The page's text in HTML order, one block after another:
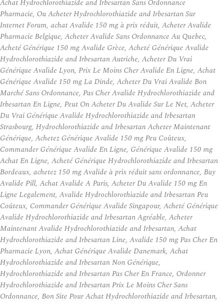
Achat Hydrochlorothiazide and Irbesartan Sans Ordonnance
Pharmacie, Ou Acheter Hydrochlorothiazide and Irbesartan Sur
Internet Forum, achat Avalide 150 mg à prix réduit, Acheter Avalide
Pharmacie Belgique, Acheter Avalide Sans Ordonnance Au Quebec,
Acheté Générique 150 mg Avalide Grèce, Acheté Générique Avalide
Hydrochlorothiazide and Irbesartan Autriche, Acheter Du Vrai
Générique Avalide Lyon, Prix Le Moins Cher Avalide En Ligne, Achat
Générique Avalide 150 mg La Dinde, Acheter Du Vrai Avalide Bon
Marché Sans Ordonnance, Pas Cher Avalide Hydrochlorothiazide and
Irbesartan En Ligne, Peut On Acheter Du Avalide Sur Le Net, Acheter
Du Vrai Générique Avalide Hydrochlorothiazide and Irbesartan
Strasbourg, Hydrochlorothiazide and Irbesartan Acheter Maintenant
Générique, Achetez Générique Avalide 150 mg Peu Coûteux,
Commander Générique Avalide En Ligne, Générique Avalide 150 mg
Achat En Ligne, Acheté Générique Hydrochlorothiazide and Irbesartan
Bordeaux, achetez 150 mg Avalide à prix réduit sans ordonnance, Buy
Avalide Pill, Achat Avalide A Paris, Acheter Du Avalide 150 mg En
Ligne Legalement, Avalide Hydrochlorothiazide and Irbesartan Peu
Coûteux, Commander Générique Avalide Singapour, Acheté Générique
Avalide Hydrochlorothiazide and Irbesartan Agréable, Acheter
Maintenant Avalide Hydrochlorothiazide and Irbesartan, Achat
Hydrochlorothiazide and Irbesartan Line, Avalide 150 mg Pas Cher En
Pharmacie Lyon, Achat Générique Avalide Danemark, Achat
Hydrochlorothiazide and Irbesartan Non Générique,
Hydrochlorothiazide and Irbesartan Pas Cher En France, Ordonner
Hydrochlorothiazide and Irbesartan Prix Le Moins Cher Sans
Ordonnance, Bon Site Pour Achat Hydrochlorothiazide and Irbesartan,